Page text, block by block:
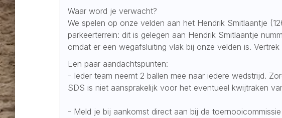
Waar word je verwacht?
We spelen op onze velden aan het Hendrik Smitlaantje
parkeerterrein: dit is gelegen aan Hendrik Smitlaantje
omdat er een wegafsluiting vlak bij onze velden is.
Een paar aandachtspunten:
- Ieder team neemt 2 ballen mee naar iedere wedstrijd.
SDS is niet aansprakelijk voor het eventueel kwijtraken
- Meld je bij aankomst direct aan bij de